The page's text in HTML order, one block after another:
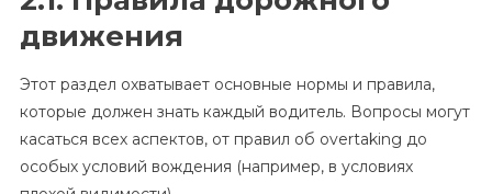
движения
Этот раздел охватывает основные нормы и правила,
которые должен знать каждый водитель. Вопросы могут
касаться всех аспектов, от правил об overtaking до
особых условий вождения (например, в условиях